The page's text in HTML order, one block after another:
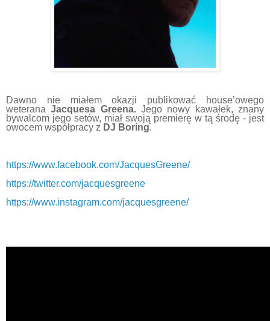
Dawno nie miałem okazji publikować house’owego
weteranaJacquesa Greena.Jego nowy kawałek, znany
bywalcom jego setów, miał swoją premierę w tą środę - jest
owocem współpracy z DJ Boring.
https://www.facebook.com/JacquesGreene/
https://twitter.com/jacquesgreene
https://www.instagram.com/jacquesgreene/